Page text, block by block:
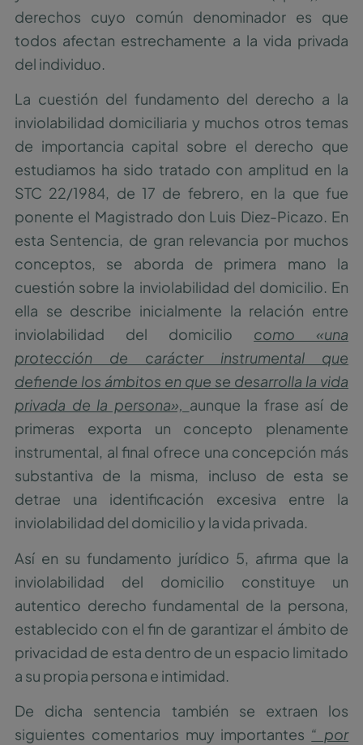
derechos cuyo común denominador es que
todos afectan estrechamente a la vida privada
del individuo.
La cuestión del fundamento del derecho a la
inviolabilidad domiciliaria y muchos otros temas
de importancia capital sobre el derecho que
estudiamos ha sido tratado con amplitud en la
STC 22/1984, de 17 de febrero, en la que fue
ponente el Magistrado don Luis Diez-Picazo. En
esta Sentencia, de gran relevancia por muchos
conceptos, se aborda de primera mano la
cuestión sobre la inviolabilidad del domicilio. En
ella se describe inicialmente la relación entre
inviolabilidad del domicilio como «una
protección de carácter instrumental que
defiende los ámbitos en que se desarrolla la vida
privada de la persona», aunque la frase así de
primeras exporta un concepto plenamente
instrumental, al final ofrece una concepción más
substantiva de la misma, incluso de esta se
detrae una identificación excesiva entre la
inviolabilidad del domicilio y la vida privada.
Así en su fundamento jurídico 5, afirma que la
inviolabilidad del domicilio constituye un
autentico derecho fundamental de la persona,
establecido con el fin de garantizar el ámbito de
privacidad de esta dentro de un espacio limitado
a su propia persona e intimidad.
De dicha sentencia también se extraen los
siguientes comentarios muy importantes “ por